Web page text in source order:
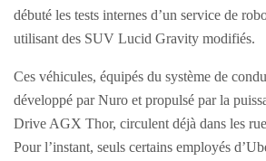
débuté les tests internes d’un service de
utilisant des SUV Lucid Gravity modifiés.
Ces véhicules, équipés du système de
développé par Nuro et propulsé par la
Drive AGX Thor, circulent déjà dans les
Pour l’instant, seuls certains employés